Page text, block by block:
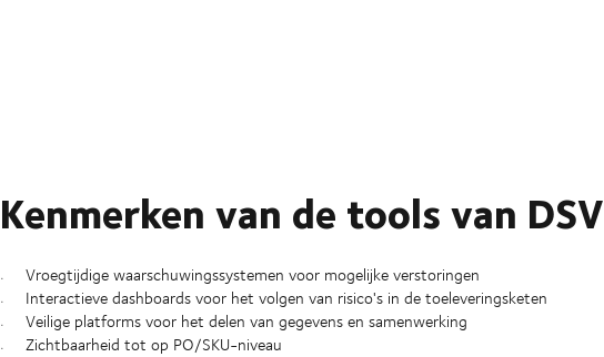
Kenmerken van de tools van DSV
Vroegtijdige waarschuwingssystemen voor mogelijke verstoringen
Interactieve dashboards voor het volgen van risico's in de toeleveringsketen
Veilige platforms voor het delen van gegevens en samenwerking
Zichtbaarheid tot op PO/SKU-niveau